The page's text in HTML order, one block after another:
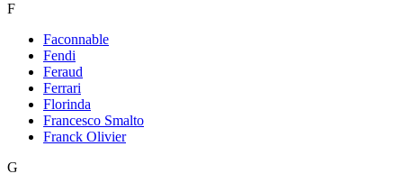
F
Faconnable
Fendi
Feraud
Ferrari
Florinda
Francesco Smalto
Franck Olivier
G